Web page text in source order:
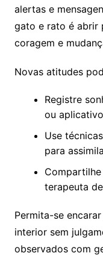
alertas e
gato e rato é abrir
coragem e
Novas atitudes
Registre
ou
Use
para
terapeuta
Permita-se
interior sem
observados com